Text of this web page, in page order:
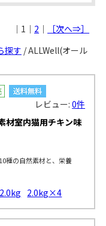
｜1｜ 2 ｜
［次へ⇒］
探す / ALLWell(オール
レビュー:0件
材室内猫用チキン味
種の自然素材と、栄養
2.0kg 2.0kg×4